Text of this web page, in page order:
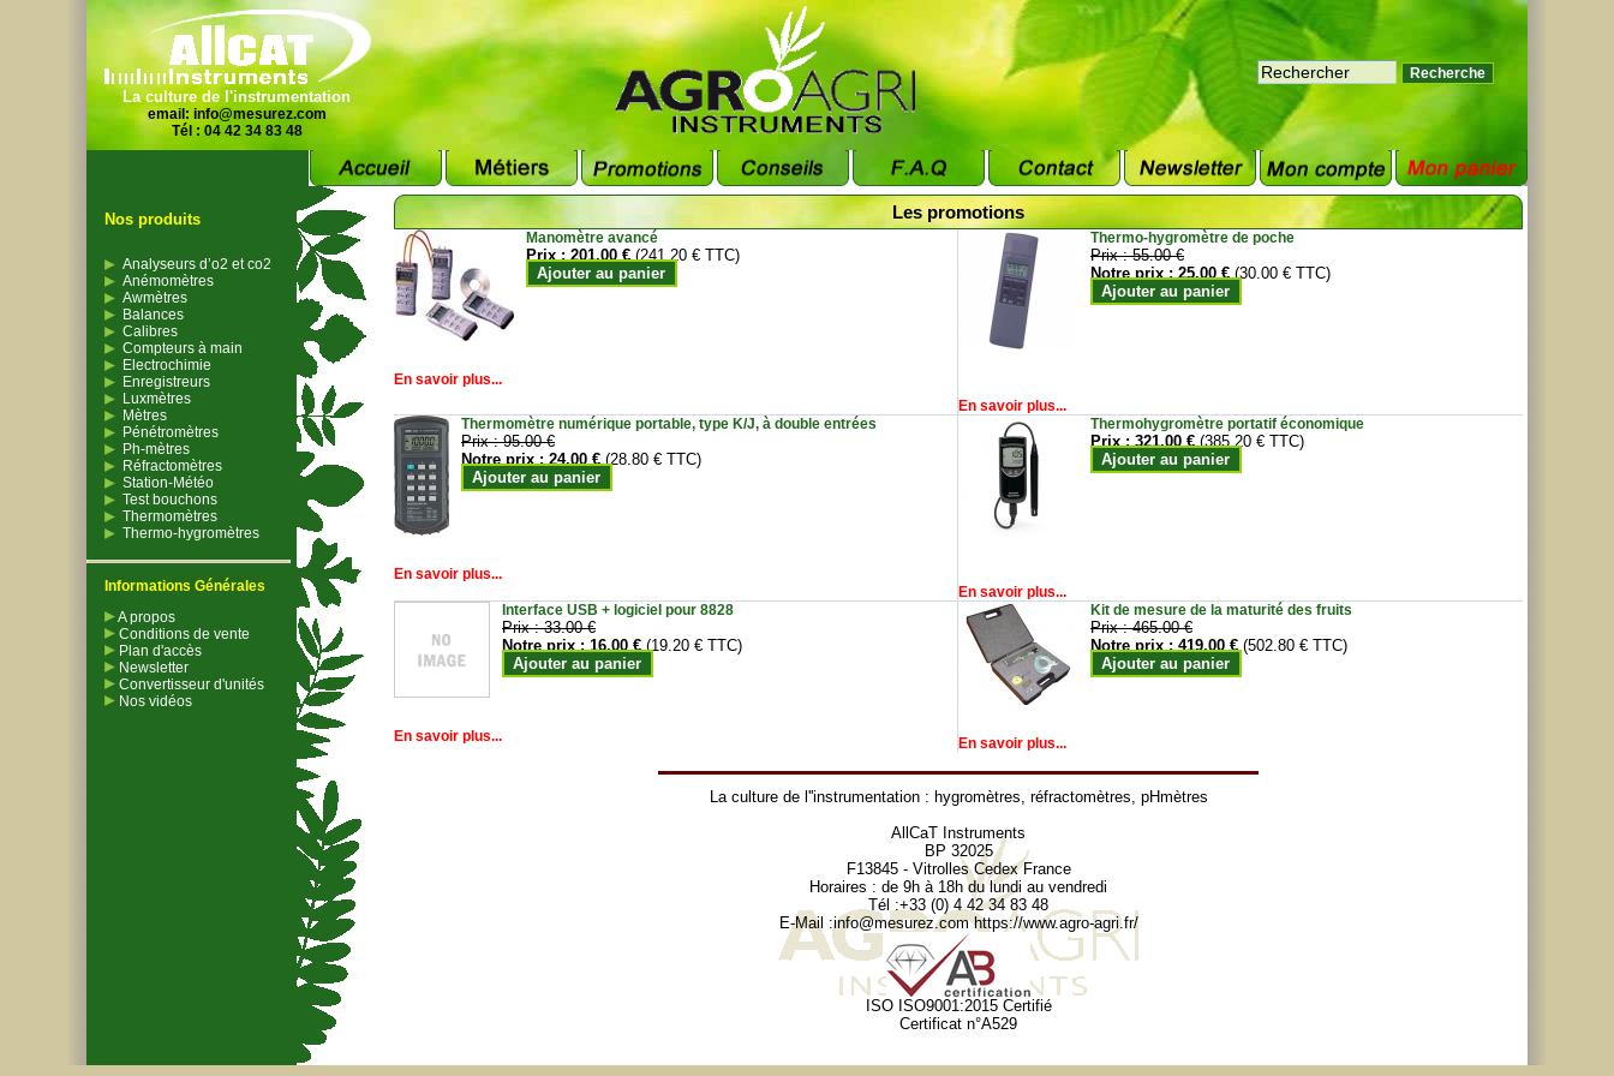
La culture de l'instrumentation
email: info@mesurez.com
Tél : 04 42 34 83 48
Nos produits
Analyseurs d’o2 et co2
Anémomètres
Awmètres
Balances
Calibres
Compteurs à main
Electrochimie
Enregistreurs
Luxmètres
Mètres
Pénétromètres
Ph-mètres
Réfractomètres
Station-Météo
Test bouchons
Thermomètres
Thermo-hygromètres
Informations Générales
A propos
Conditions de vente
Plan d'accès
Newsletter
Convertisseur d'unités
Nos vidéos
Les promotions
Manomètre avancé
Prix :201.00 € (241.20 € TTC)
Ajouter au panier
En savoir plus...
Thermo-hygromètre de poche
Prix :55.00 €
Notre prix :25.00 € (30.00 € TTC)
Ajouter au panier
En savoir plus...
Thermomètre numérique portable, type K/J, à double entrées
Prix :95.00 €
Notre prix :24.00 € (28.80 € TTC)
Ajouter au panier
En savoir plus...
Thermohygromètre portatif économique
Prix :321.00 € (385.20 € TTC)
Ajouter au panier
En savoir plus...
Interface USB + logiciel pour 8828
Prix :33.00 €
Notre prix :16.00 € (19.20 € TTC)
Ajouter au panier
En savoir plus...
Kit de mesure de la maturité des fruits
Prix :465.00 €
Notre prix :419.00 € (502.80 € TTC)
Ajouter au panier
En savoir plus...
La culture de l''instrumentation : hygromètres, réfractomètres, pHmètres
AllCaT Instruments
BP 32025
F13845 - Vitrolles Cedex France
Horaires : de 9h à 18h du lundi au vendredi
Tél :+33 (0) 4 42 34 83 48
E-Mail :info@mesurez.com https://www.agro-agri.fr/
ISO ISO9001:2015 Certifié
Certificat n°A529